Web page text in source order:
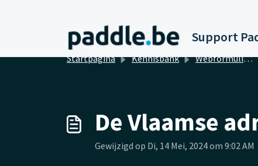
Startpagina
Kennisbank Webformulieren
De Vlaamse
Gewijzigd op Di, 14 Mei, 2024 om 9:02 AM